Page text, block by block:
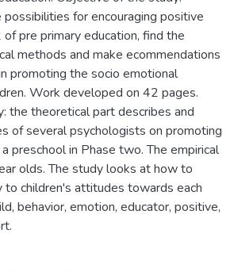
possibilities for encouraging positive
pre primary education, find the
methods and make ecommendations
promoting the socio emotional
Work developed on 42 pages.
the theoretical part describes and
of several psychologists on promoting
preschool in Phase two. The empirical
olds. The study looks at how to
children's attitudes towards each
behavior, emotion, educator, positive,